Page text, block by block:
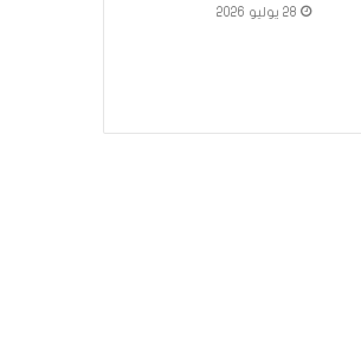
28 يوليو 2026